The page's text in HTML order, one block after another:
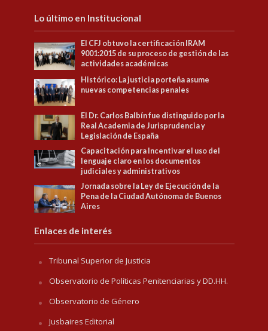
Lo último en Institucional
El CFJ obtuvo la certificación IRAM
9001:2015 de su proceso de gestión de las
actividades académicas
Histórico: La justicia porteña asume
nuevas competencias penales
El Dr. Carlos Balbín fue distinguido por la
Real Academia de Jurisprudencia y
Legislación de España
Capacitación para Incentivar el uso del
lenguaje claro en los documentos
judiciales y administrativos
Jornada sobre la Ley de Ejecución de la
Pena de la Ciudad Autónoma de Buenos
Aires
Enlaces de interés
Tribunal Superior de Justicia
Observatorio de Políticas Penitenciarias y DD.HH.
Observatorio de Género
Jusbaires Editorial